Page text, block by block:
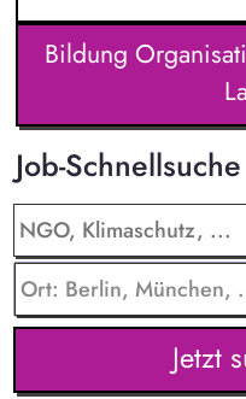
Bildung
Job-Schnellsuche
Jetzt